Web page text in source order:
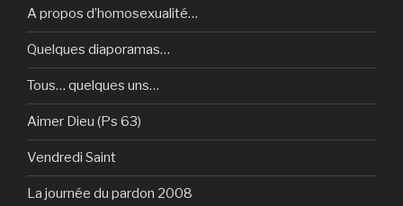
A propos d’homosexualité…
Quelques diaporamas…
Tous… quelques uns…
Aimer Dieu (Ps 63)
Vendredi Saint
La journée du pardon 2008